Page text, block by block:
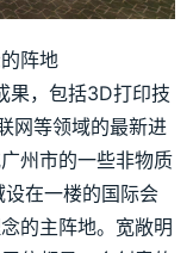
阵地
，包括3D打印技
网等领域的最新进
州市的一些非物质
在一楼的国际会
的主阵地。宽敞明